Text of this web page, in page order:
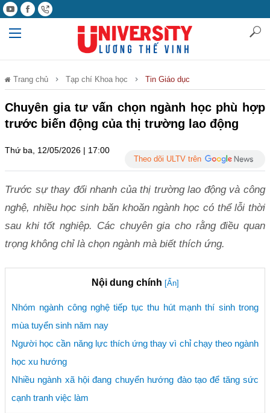
Trang chủ Tạp chí Khoa học Tin Giáo dục
Chuyên gia tư vấn chọn ngành học phù hợp
trước biến động của thị trường lao động
Thứ ba, 12/05/2026 | 17:00
Theo dõi ULTV trên
Trước sự thay đổi nhanh của thị trường lao động và công
nghệ, nhiều học sinh băn khoăn ngành học có thể lỗi thời
sau khi tốt nghiệp. Các chuyên gia cho rằng điều quan
trọng không chỉ là chọn ngành mà biết thích ứng.
Nội dung chính [Ẩn]
Nhóm ngành công nghệ tiếp tục thu hút mạnh thí sinh trong
mùa tuyển sinh năm nay
Người học cần năng lực thích ứng thay vì chỉ chạy theo ngành
học xu hướng
Nhiều ngành xã hội đang chuyển hướng đào tạo để tăng sức
cạnh tranh việc làm